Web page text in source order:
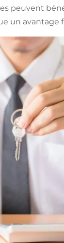
peuvent
un avantage